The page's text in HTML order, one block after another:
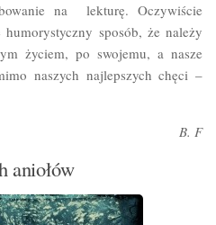
na lekturę. Oczywiście
sposób, że należy
życiem, po swojemu, a nasze
naszych najlepszych chęci –
B. F
aniołów